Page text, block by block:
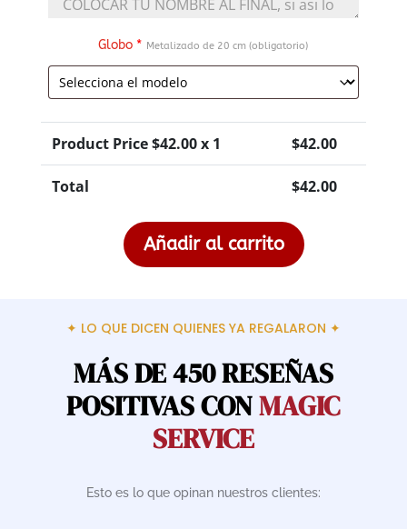
Globo * Metalizado de 20 cm (obligatorio)
Product Price $42.00x 1 $42.00
Total $42.00
ArregloAñadir al carrito
✦ LO QUE DICEN QUIENES YA REGALARON ✦
MÁS DE 450 RESEÑAS
POSITIVAS CONMAGIC
SERVICE
Esto es lo que opinan nuestros clientes: